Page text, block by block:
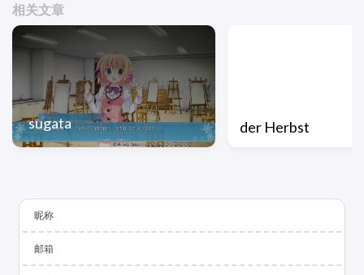
相关文章
sugata der Herbst
昵称
邮箱